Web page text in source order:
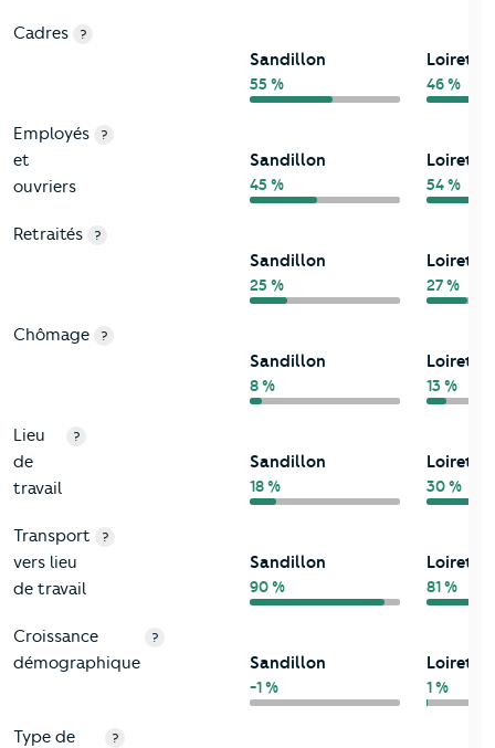
Cadres ?
Sandillon
55 %
Loiret
46 %
Employés
et
ouvriers
?
Sandillon
45 %
Loiret
54 %
Retraités ?
Sandillon
25 %
Loiret
27 %
Chômage ?
Sandillon
8 %
Loiret
13 %
Lieu
de
travail
?
Sandillon
18 %
Loiret
30 %
Transport
vers lieu
de travail
?
Sandillon
90 %
Loiret
81 %
Croissance
démographique
?
Sandillon
-1 %
Loiret
1 %
Type de
?